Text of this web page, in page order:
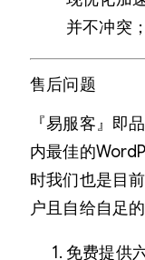
并不冲突；
售后问题
『易服客』即
内最佳的
时我们也是目
户且自给自足
免费提供